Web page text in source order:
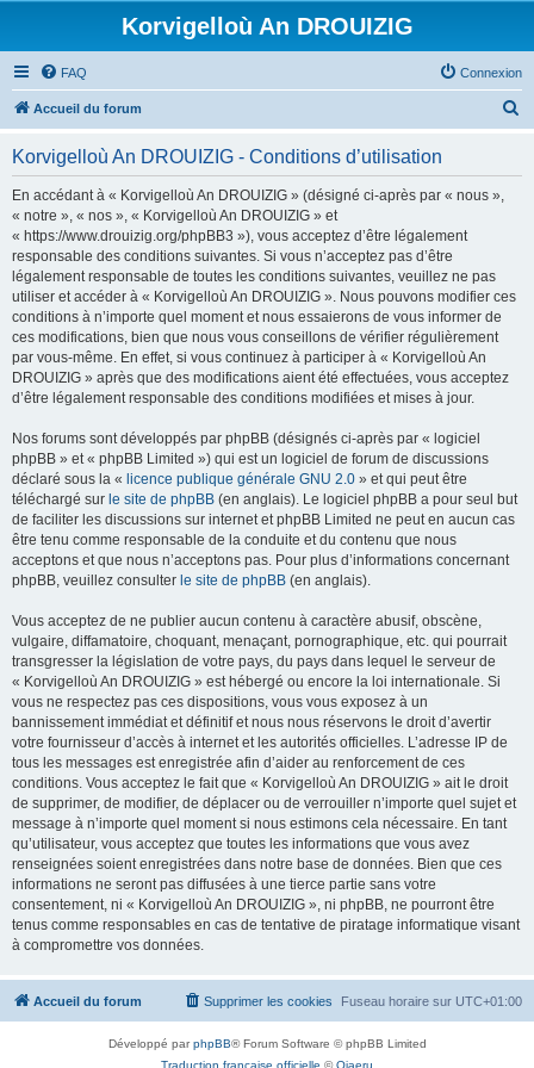
Korvigelloù An DROUIZIG
FAQ Connexion
Accueil du forum
Korvigelloù An DROUIZIG - Conditions d’utilisation
En accédant à « Korvigelloù An DROUIZIG » (désigné ci-après par « nous »,
« notre », « nos », « Korvigelloù An DROUIZIG » et
« https://www.drouizig.org/phpBB3 »), vous acceptez d’être légalement
responsable des conditions suivantes. Si vous n’acceptez pas d’être
légalement responsable de toutes les conditions suivantes, veuillez ne pas
utiliser et accéder à « Korvigelloù An DROUIZIG ». Nous pouvons modifier ces
conditions à n’importe quel moment et nous essaierons de vous informer de
ces modifications, bien que nous vous conseillons de vérifier régulièrement
par vous-même. En effet, si vous continuez à participer à « Korvigelloù An
DROUIZIG » après que des modifications aient été effectuées, vous acceptez
d’être légalement responsable des conditions modifiées et mises à jour.
Nos forums sont développés par phpBB (désignés ci-après par « logiciel
phpBB » et « phpBB Limited ») qui est un logiciel de forum de discussions
déclaré sous la « licence publique générale GNU 2.0 » et qui peut être
téléchargé sur le site de phpBB (en anglais). Le logiciel phpBB a pour seul but
de faciliter les discussions sur internet et phpBB Limited ne peut en aucun cas
être tenu comme responsable de la conduite et du contenu que nous
acceptons et que nous n’acceptons pas. Pour plus d’informations concernant
phpBB, veuillez consulter le site de phpBB (en anglais).
Vous acceptez de ne publier aucun contenu à caractère abusif, obscène,
vulgaire, diffamatoire, choquant, menaçant, pornographique, etc. qui pourrait
transgresser la législation de votre pays, du pays dans lequel le serveur de
« Korvigelloù An DROUIZIG » est hébergé ou encore la loi internationale. Si
vous ne respectez pas ces dispositions, vous vous exposez à un
bannissement immédiat et définitif et nous nous réservons le droit d’avertir
votre fournisseur d’accès à internet et les autorités officielles. L’adresse IP de
tous les messages est enregistrée afin d’aider au renforcement de ces
conditions. Vous acceptez le fait que « Korvigelloù An DROUIZIG » ait le droit
de supprimer, de modifier, de déplacer ou de verrouiller n’importe quel sujet et
message à n’importe quel moment si nous estimons cela nécessaire. En tant
qu’utilisateur, vous acceptez que toutes les informations que vous avez
renseignées soient enregistrées dans notre base de données. Bien que ces
informations ne seront pas diffusées à une tierce partie sans votre
consentement, ni « Korvigelloù An DROUIZIG », ni phpBB, ne pourront être
tenus comme responsables en cas de tentative de piratage informatique visant
à compromettre vos données.
Accueil du forum Fuseau horaire sur UTC+01:00
Supprimer les cookies
Développé parphpBB® Forum Software © phpBB Limited
Traduction française officielle ©Qiaeru